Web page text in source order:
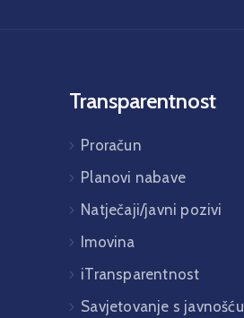
Transparentnost
Proračun
Planovi nabave
Natječaji/javni pozivi
Imovina
iTransparentnost
Savjetovanje s javnošću